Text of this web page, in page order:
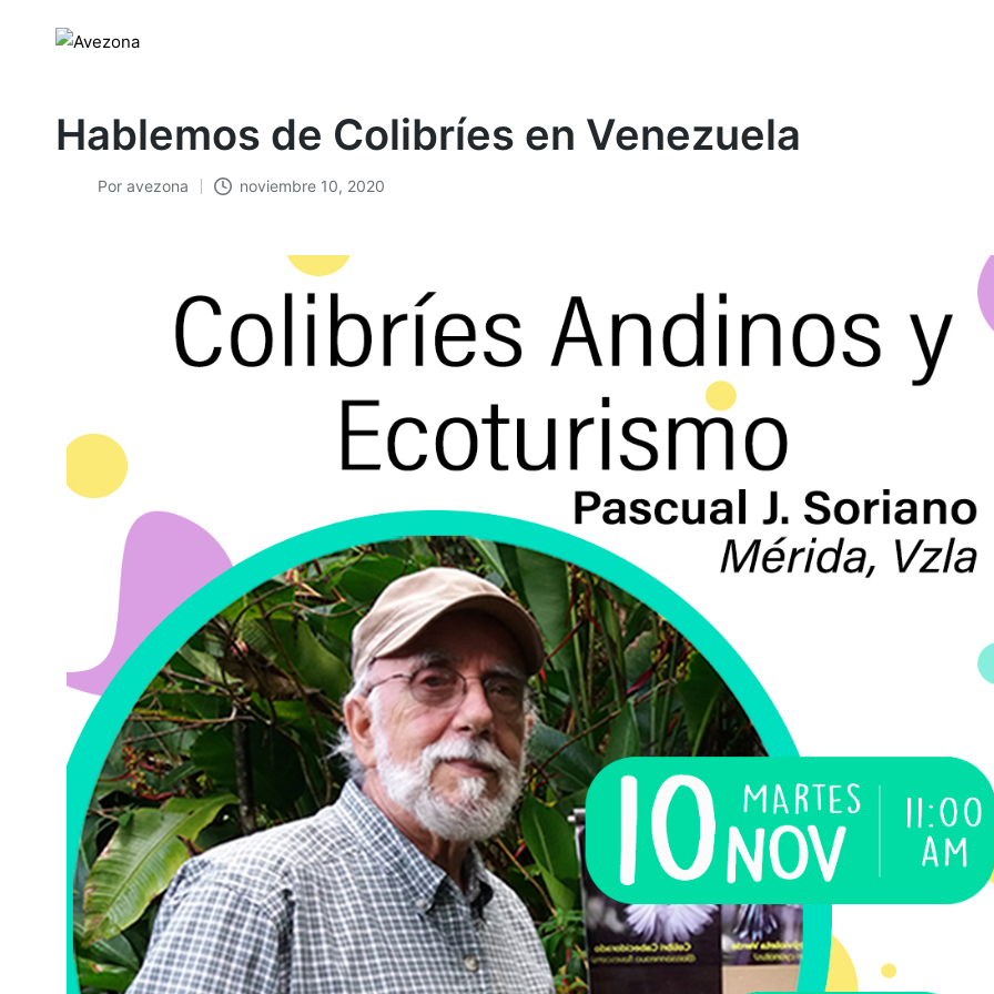
Hablemos de Colibríes en Venezuela
Por avezona noviembre 10, 2020